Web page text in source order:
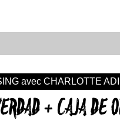
+ CAJA DE
avec CHARLOTTE